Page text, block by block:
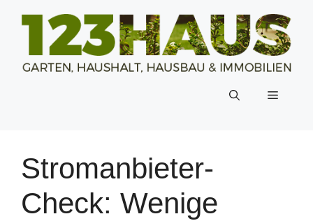
Inhalt
Menü
Stromanbieter-
Check: Wenige